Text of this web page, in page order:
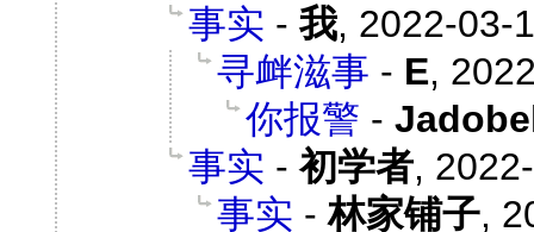
事实 - 我, 2022-03-
寻衅滋事 - E,
你报警 -
事实 -初学者,
事实 -林家铺子,